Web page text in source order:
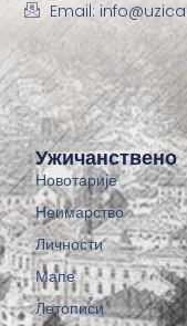
Ужичанствено
Новотарије
Неимарство
Личности
Мапе
Летописи
Email: